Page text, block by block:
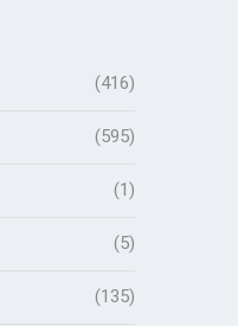
(416)
(595)
(1)
(5)
(135)